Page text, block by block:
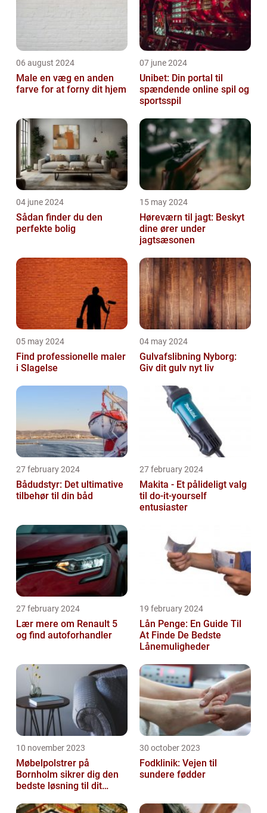
06 august 2024
Male en væg en anden
farve for at forny dit hjem
07 june 2024
Unibet: Din portal til
spændende online spil og
sportsspil
04 june 2024
Sådan finder du den
perfekte bolig
15 may 2024
Høreværn til jagt: Beskyt
dine ører under
jagtsæsonen
05 may 2024
Find professionelle maler
i Slagelse
04 may 2024
Gulvafslibning Nyborg:
Giv dit gulv nyt liv
27 february 2024
Bådudstyr: Det ultimative
tilbehør til din båd
27 february 2024
Makita - Et pålideligt valg
til do-it-yourself
entusiaster
27 february 2024
Lær mere om Renault 5
og find autoforhandler
19 february 2024
Lån Penge: En Guide Til
At Finde De Bedste
Lånemuligheder
10 november 2023
Møbelpolstrer på
Bornholm sikrer dig den
bedste løsning til dit
30 october 2023
Fodklinik: Vejen til
sundere fødder